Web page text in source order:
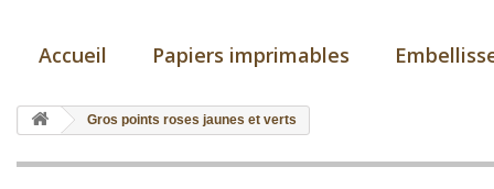
Accueil Papiers imprimables
Gros points roses jaunes et verts